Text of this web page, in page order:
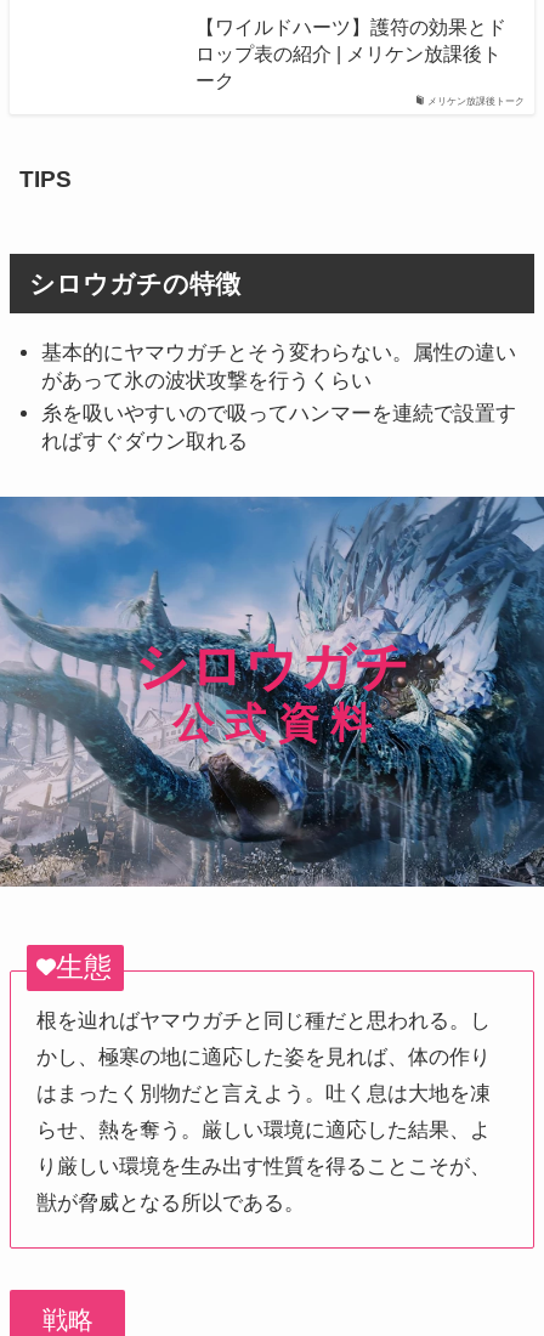
メリケン放課後トーク
【ワイルドハーツ】護符の効果とド
ロップ表の紹介 | メリケン放課後ト
ーク
TIPS
シロウガチの特徴
基本的にヤマウガチとそう変わらない。属性の違い
があって氷の波状攻撃を行うくらい
糸を吸いやすいので吸ってハンマーを連続で設置す
ればすぐダウン取れる
シロウガチ
公 式 資 料
生態
根を辿ればヤマウガチと同じ種だと思われる。し
かし、極寒の地に適応した姿を見れば、体の作り
はまったく別物だと言えよう。吐く息は大地を凍
らせ、熱を奪う。厳しい環境に適応した結果、よ
り厳しい環境を生み出す性質を得ることこそが、
獣が脅威となる所以である。
戦略